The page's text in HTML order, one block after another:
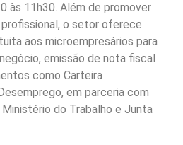
às 11h30. Além de promover
o setor oferece
aos microempresários para
emissão de nota fiscal
como Carteira
em parceria com
do Trabalho e Junta